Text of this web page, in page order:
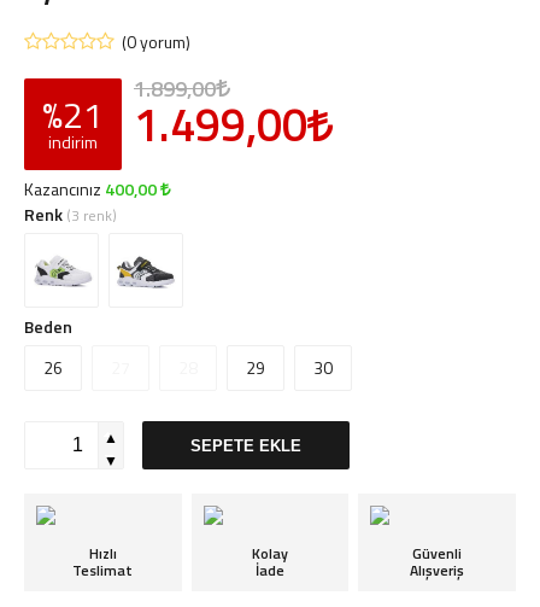
(0 yorum)
%21
indirim
1.899,00
1.499,00
Kazancınız 400,00
Renk (3 renk)
Beden
26
29 30
▲
▼
SEPETE EKLE
Hızlı
Teslimat
Kolay
İade
Güvenli
Alışveriş